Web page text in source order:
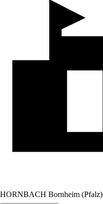
HORNBACH Bornheim (Pfalz)